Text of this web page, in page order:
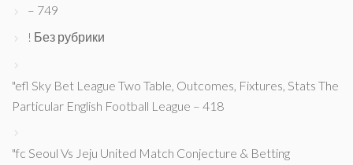
– 749
! Без рубрики
"efl Sky Bet League Two Table, Outcomes, Fixtures, Stats The
Particular English Football League – 418
"fc Seoul Vs Jeju United Match Conjecture & Betting